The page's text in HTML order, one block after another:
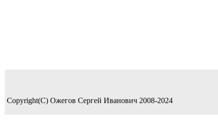
Copyright(C) Ожегов Сергей Иванович 2008-2024